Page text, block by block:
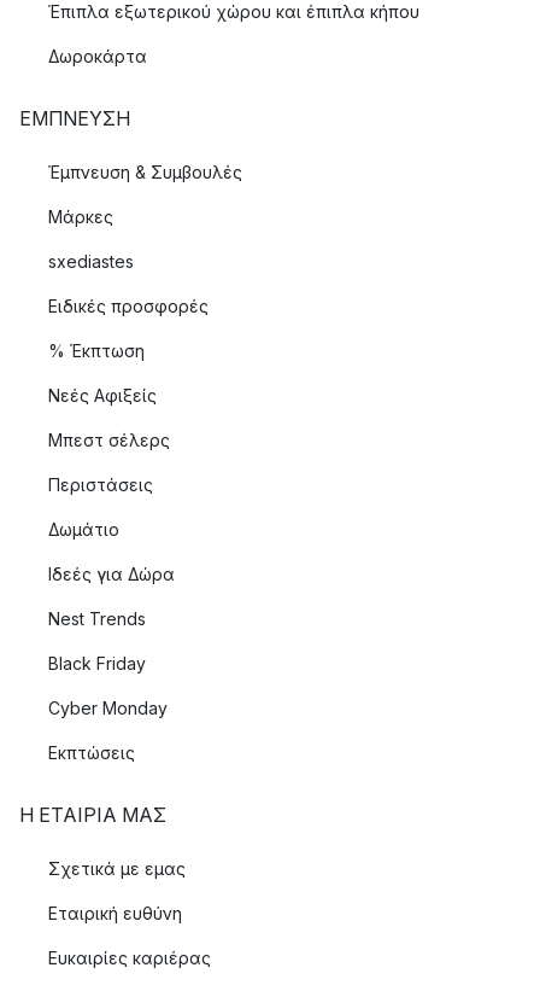
Έπιπλα εξωτερικού χώρου και έπιπλα κήπου
Δωροκάρτα
ΈΜΠΝΕΥΣΗ
Έμπνευση & Συμβουλές
Μάρκες
sxediastes
Ειδικές προσφορές
% Έκπτωση
Νεές Αφιξείς
Μπεστ σέλερς
Περιστάσεις
Δωμάτιο
Ιδεές για Δώρα
Nest Trends
Black Friday
Cyber Monday
Εκπτώσεις
Η ΕΤΑΊΡΙΑ ΜΑΣ
Σχετικά με εμας
Εταιρική ευθύνη
Ευκαιρίες καριέρας